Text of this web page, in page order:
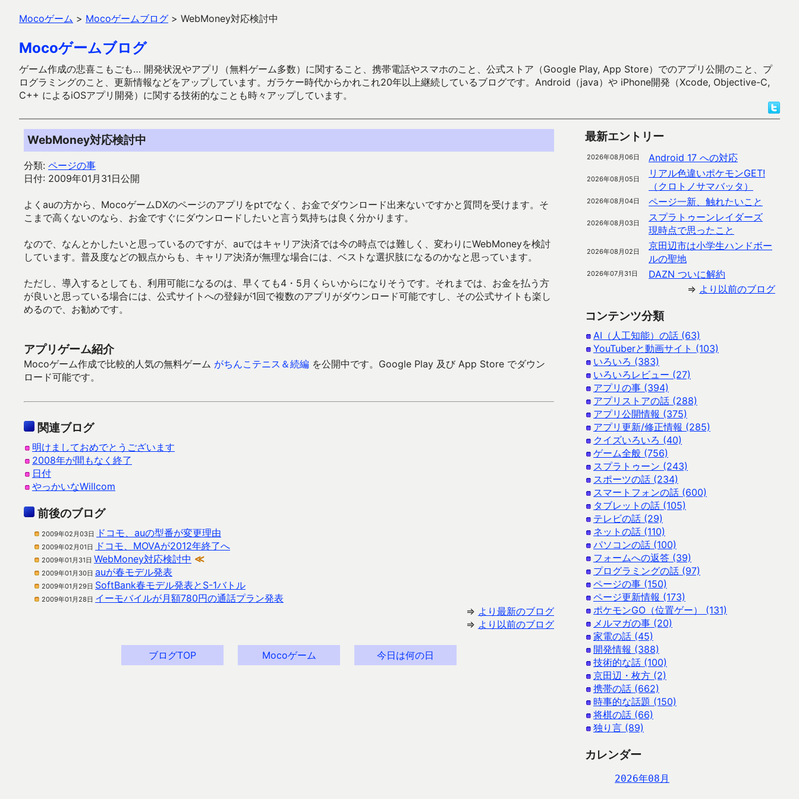
Mocoゲーム > Mocoゲームブログ > WebMoney対応検討中
Mocoゲームブログ
ゲーム作成の悲喜こもごも… 開発状況やアプリ（無料ゲーム多数）に関すること、携帯電話やスマホのこと、公式ストア（Google Play, App Store）でのアプリ公開のこと、プ
ログラミングのこと、更新情報などをアップしています。ガラケー時代からかれこれ20年以上継続しているブログです。Android（java）や iPhone開発（Xcode, Objective-C,
C++ によるiOSアプリ開発）に関する技術的なことも時々アップしています。
WebMoney対応検討中
分類: ページの事
日付: 2009年01月31日公開
よくauの方から、MocoゲームDXのページのアプリをptでなく、お金でダウンロード出来ないですかと質問を受けます。そ
こまで高くないのなら、お金ですぐにダウンロードしたいと言う気持ちは良く分かります。
なので、なんとかしたいと思っているのですが、auではキャリア決済では今の時点では難しく、変わりにWebMoneyを検討
しています。普及度などの観点からも、キャリア決済が無理な場合には、ベストな選択肢になるのかなと思っています。
ただし、導入するとしても、利用可能になるのは、早くても4・5月くらいからになりそうです。それまでは、お金を払う方
が良いと思っている場合には、公式サイトへの登録が1回で複数のアプリがダウンロード可能ですし、その公式サイトも楽し
めるので、お勧めです。
アプリゲーム紹介
Mocoゲーム作成で比較的人気の無料ゲーム がちんこテニス＆続編 を公開中です。Google Play 及び App Store でダウン
ロード可能です。
関連ブログ
明けましておめでとうございます
2008年が間もなく終了
日付
やっかいなWillcom
前後のブログ
2009年02月03日 ドコモ、auの型番が変更理由
2009年02月01日 ドコモ、MOVAが2012年終了へ
2009年01月31日 WebMoney対応検討中 ≪
2009年01月30日 auが春モデル発表
2009年01月29日 SoftBank春モデル発表とS-1バトル
2009年01月28日 イーモバイルが月額780円の通話プラン発表
⇒ より最新のブログ
⇒ より以前のブログ
ブログTOP Mocoゲーム 今日は何の日
最新エントリー
2026年08月06日 Android 17 への対応
2026年08月05日
リアル色違いポケモンGET!
（クロトノサマバッタ）
2026年08月04日 ページ一新、触れたいこと
2026年08月03日
スプラトゥーンレイダーズ
現時点で思ったこと
2026年08月02日
京田辺市は小学生ハンドボー
ルの聖地
2026年07月31日
DAZN ついに解約
⇒ より以前のブログ
コンテンツ分類
AI（人工知能）の話 (63)
YouTuberと動画サイト (103)
いろいろ (383)
いろいろレビュー (27)
アプリの事 (394)
アプリストアの話 (288)
アプリ公開情報 (375)
アプリ更新/修正情報 (285)
クイズいろいろ (40)
ゲーム全般 (756)
スプラトゥーン (243)
スポーツの話 (234)
スマートフォンの話 (600)
タブレットの話 (105)
テレビの話 (29)
ネットの話 (110)
パソコンの話 (100)
フォームへの返答 (39)
プログラミングの話 (97)
ページの事 (150)
ページ更新情報 (173)
ポケモンGO（位置ゲー） (131)
メルマガの事 (20)
家電の話 (45)
開発情報 (388)
技術的な話 (100)
京田辺・枚方 (2)
携帯の話 (662)
時事的な話題 (150)
将棋の話 (66)
独り言 (89)
カレンダー
2026年08月